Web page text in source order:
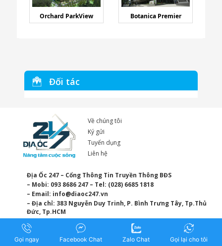
Orchard ParkView Botanica Premier
Gọi ngay Facebook Chat Zalo Chat Gọi lại cho tôi
Đối tác
Về chúng tôi
Ký gửi
Tuyển dụng
Liên hệ
Địa Ốc 247 – Cổng Thông Tin Truyền Thông BĐS
– Mobi: 093 8686 247 – Tel: (028) 6685 1818
– Email: info@diaoc247.vn
– Địa chỉ: 383 Nguyễn Duy Trinh, P. Bình Trưng Tây, Tp.Thủ
Đức, Tp.HCM